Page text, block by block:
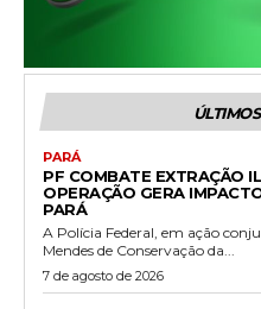
PARÁ
PF COMBATE EXTRAÇÃO
OPERAÇÃO GERA
PARÁ
A Polícia Federal, em ação
Mendes de Conservação da...
7 de agosto de 2026